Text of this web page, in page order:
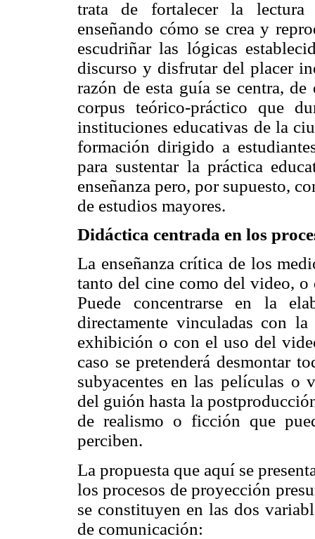
trata de fortalecer la lectura
enseñando cómo se crea y
escudriñar las lógicas
discurso y disfrutar del placer
razón de esta guía se centra,
corpus teórico-práctico que
instituciones educativas de la
formación dirigido a
para sustentar la práctica
enseñanza pero, por supuesto,
de estudios mayores.
Didáctica centrada en los
La enseñanza crítica de los
tanto del cine como del video, o
Puede concentrarse en la
directamente vinculadas con
exhibición o con el uso del
caso se pretenderá desmontar
subyacentes en las películas o
del guión hasta la
de realismo o ficción que
perciben.
La propuesta que aquí se
los procesos de proyección
se constituyen en las dos
de comunicación: